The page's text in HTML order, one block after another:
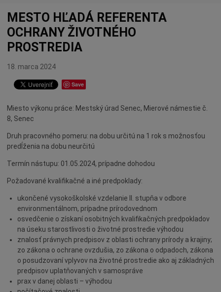
Spravodajstvo
Parkovacia politika
Kultúra
Ocenenia
Dotácie
Doprava
Mestský úrad
Napísali o nás
Osobnosti
História
Ocenenia
Voľby
Šport
MESTO HĽADÁ REFERENTA
OCHRANY ŽIVOTNÉHO
PROSTREDIA
18. marca 2024
Save
Miesto výkonu práce: Mestský úrad Senec, Mierové námestie č.
8, Senec
Druh pracovného pomeru: na dobu určitú na 1 rok s možnosťou
predĺženia na dobu neurčitú
Termín nástupu: 01.05.2024, prípadne dohodou
Požadované kvalifikačné a iné predpoklady:
ukončené vysokoškolské vzdelanie II. stupňa v odbore
environmentálnom, prípadne prírodovednom
osvedčenie o získaní osobitných kvalifikačných predpokladov
na úseku starostlivosti o životné prostredie výhodou
znalosť právnych predpisov z oblasti ochrany prírody a krajiny;
zo zákona o ochrane ovzdušia, zo zákona o odpadoch, zákona
o posudzovaní vplyvov na životné prostredie ako aj základných
predpisov uplatňovaných v samospráve
prax v danej oblasti – výhodou